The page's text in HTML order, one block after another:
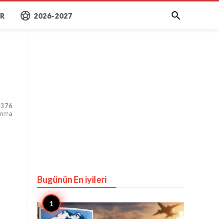
sports_soccer 2026-2027 
Bugünün En iyileri